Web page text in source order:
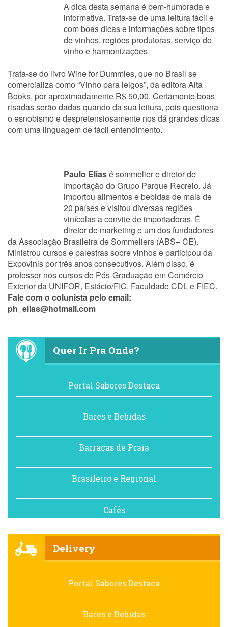
A dica desta semana é bem-humorada e
informativa. Trata-se de uma leitura fácil e
com boas dicas e informações sobre tipos
de vinhos, regiões produtoras, serviço do
vinho e harmonizações.
Trata-se do livro Wine for Dummies, que no Brasil se
comercializa como “Vinho para leigos”, da editora Alta
Books, por aproximadamente R$ 50,00. Certamente boas
risadas serão dadas quando da sua leitura, pois questiona
o esnobismo e despretensiosamente nos dá grandes dicas
com uma linguagem de fácil entendimento.
Paulo Eliasé sommelier e diretor de
Importação do Grupo Parque Recreio. Já
importou alimentos e bebidas de mais de
20 países e visitou diversas regiões
vinícolas a convite de importadoras. É
diretor de marketing e um dos fundadores
da Associação Brasileira de Sommeliers (ABS– CE).
Ministrou cursos e palestras sobre vinhos e participou da
Expovinis por três anos consecutivos. Além disso, é
professor nos cursos de Pós-Graduação em Comércio
Exterior da UNIFOR, Estácio/FIC, Faculdade CDL e FIEC.
Fale com o colunista pelo email:
ph_elias@hotmail.com
Quer Ir Pra Onde?
Portal Sabores Destaca
Bares e Bebidas
Barracas de Praia
Brasileiro e Regional
Cafés
Comida saudável
Contemporânea
Delivery
Portal Sabores Destaca
Bares e Bebidas